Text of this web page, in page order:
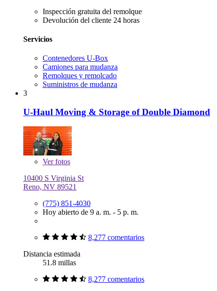
Inspección gratuita del remolque
Devolución del cliente 24 horas
Servicios
Contenedores U-Box
Camiones para mudanza
Remolques y remolcado
Suministros de mudanza
3
U-Haul Moving & Storage of Double Diamond
Verfotos
10400 S Virginia St
Reno, NV 89521
(775) 851-4030
Hoy abierto de 9 a. m. - 5 p. m.
8,277 comentarios
Distancia estimada
51.8 millas
8,277 comentarios